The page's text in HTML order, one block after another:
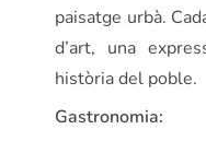
paisatge urbà.
d’art, una
història del poble.
Gastronomia: